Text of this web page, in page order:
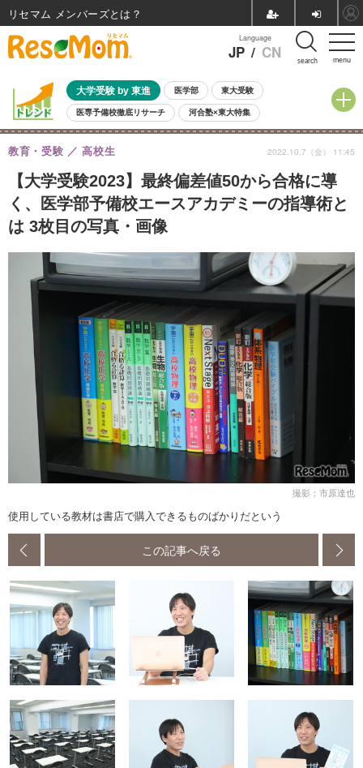
menu
Language
JP / CN search
大学受験 by 東進 医学部 東大受験
医専予備校徹底リサーチ 河合塾×東大特集
親子で考える大学選び 高校受験 中学受験 小学校受験
共通テスト 夏休み
8月開催イベント・WS 全国公立高校 過去問 人気記事
自由研究教材（小学生向け） 自由研究教材（中学生向け） ランキング
【大学受験2023】最終偏差値50から合格に導
く、医学部予備校エースアカデミーの指導術と
は 3枚目の写真・画像
教育・受験 高校生 2022.10.7（金） 11:45
撮影：市原達也
使用している教材は書店で購入できるものばかりだという
この記事へ戻る
リセマム メンバーズ